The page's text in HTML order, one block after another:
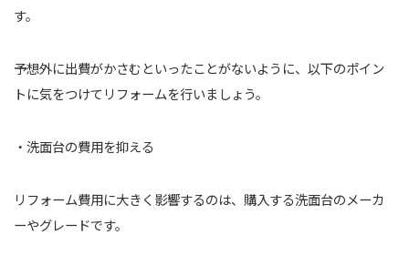
す。
予想外に出費がかさむといったことがないように、以下のポイン
トに気をつけてリフォームを行いましょう。
・洗面台の費用を抑える
リフォーム費用に大きく影響するのは、購入する洗面台のメーカ
ーやグレードです。